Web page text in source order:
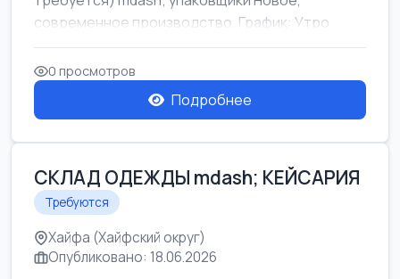
современное производство. График: Утро
mda...
0 просмотров
Подробнее
СКЛАД ОДЕЖДЫ mdash; КЕЙСАРИЯ
Требуются
Хайфа (Хайфский округ)
Опубликовано: 18.06.2026